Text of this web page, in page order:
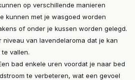
op verschillende manieren
kunnen met je wasgoed worden
of onder je kussen worden gelegd.
niveau van lavendelaroma dat je kan
vallen.
bad enkele uren voordat je naar bed
te verbeteren, wat een gevoel